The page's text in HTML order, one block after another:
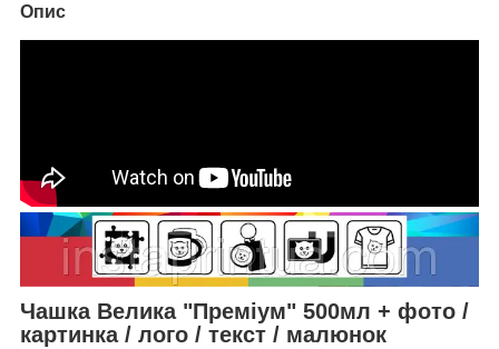
Опис
Чашка Велика "Преміум" 500мл + фото /
картинка / лого / текст / малюнок